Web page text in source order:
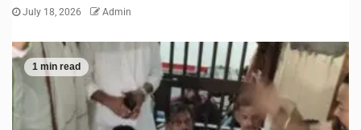
July 18, 2026 Admin
1 min read